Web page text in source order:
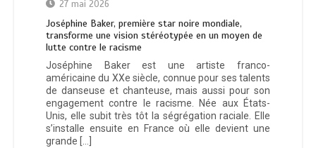
27 mai 2026
Joséphine Baker, première star noire mondiale,
transforme une vision stéréotypée en un moyen de
lutte contre le racisme
Joséphine Baker est une artiste franco-
américaine du XXe siècle, connue pour ses talents
de danseuse et chanteuse, mais aussi pour son
engagement contre le racisme. Née aux États-
Unis, elle subit très tôt la ségrégation raciale. Elle
s’installe ensuite en France où elle devient une
grande […]